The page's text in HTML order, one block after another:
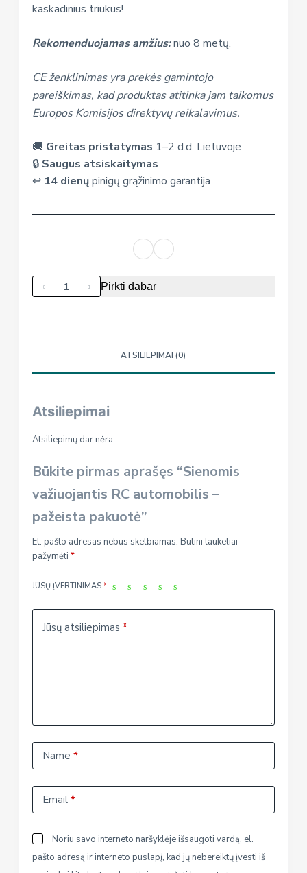
kaskadinius triukus!
Rekomenduojamas amžius:nuo 8 metų.
CE ženklinimas yra prekės gamintojo
pareiškimas, kad produktas atitinka jam taikomus
Europos Komisijos direktyvų reikalavimus.
🚚 Greitas pristatymas 1–2 d.d. Lietuvoje
🔒 Saugus atsiskaitymas
↩️ 14 dienųpinigų grąžinimo garantija
produkto
kiekis:
pakuotė
Pirkti dabar
ATSILIEPIMAI (0)
Atsiliepimai
Atsiliepimų dar nėra.
Būkite pirmas aprašęs “Sienomis
važiuojantis RC automobilis –
pažeista pakuotė”
El. pašto adresas nebus skelbiamas. Būtini laukeliai
pažymėti *
JŪSŲ ĮVERTINIMAS *
Jūsų atsiliepimas *
Name *
Email*
Noriu savo interneto naršyklėje išsaugoti vardą, el.
pašto adresą ir interneto puslapį, kad jų nebereiktų įvesti iš